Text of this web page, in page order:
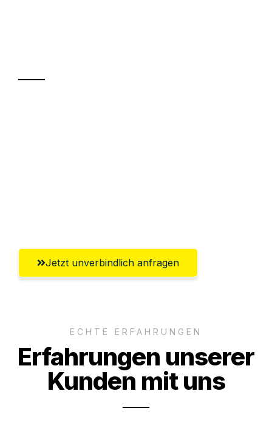
Jetzt unverbindlich anfragen
ECHTE ERFAHRUNGEN
Erfahrungen unserer
Kunden mit uns